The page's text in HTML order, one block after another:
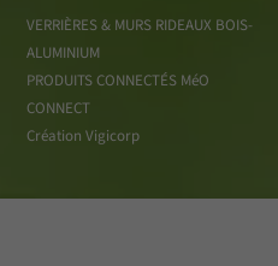
VERRIÈRES & MURS RIDEAUX BOIS-
ALUMINIUM
PRODUITS CONNECTÉS MéO
CONNECT
Création Vigicorp